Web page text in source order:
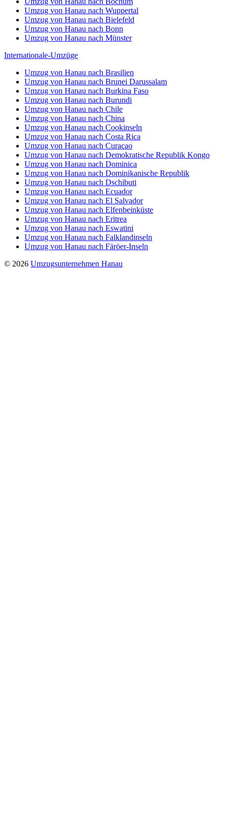
Umzug von Hanau nach Wuppertal
Umzug von Hanau nach Bielefeld
Umzug von Hanau nach Bonn
Umzug von Hanau nach Münster
Internationale-Umzüge
Umzug von Hanau nach Brasilien
Umzug von Hanau nach Brunei Darussalam
Umzug von Hanau nach Burkina Faso
Umzug von Hanau nach Burundi
Umzug von Hanau nach Chile
Umzug von Hanau nach China
Umzug von Hanau nach Cookinseln
Umzug von Hanau nach Costa Rica
Umzug von Hanau nach Curaçao
Umzug von Hanau nach Demokratische Republik Kongo
Umzug von Hanau nach Dominica
Umzug von Hanau nach Dominikanische Republik
Umzug von Hanau nach Dschibuti
Umzug von Hanau nach Ecuador
Umzug von Hanau nach El Salvador
Umzug von Hanau nach Elfenbeinküste
Umzug von Hanau nach Eritrea
Umzug von Hanau nach Eswatini
Umzug von Hanau nach Falklandinseln
Umzug von Hanau nach Färöer-Inseln
© 2026 Umzugsunternehmen Hanau